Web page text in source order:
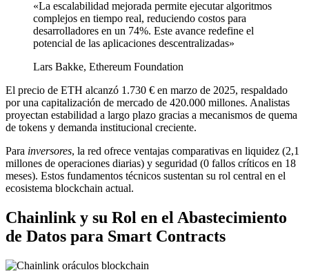
«La escalabilidad mejorada permite ejecutar algoritmos
complejos en tiempo real, reduciendo costos para
desarrolladores en un 74%. Este avance redefine el
potencial de las aplicaciones descentralizadas»
Lars Bakke, Ethereum Foundation
El precio de ETH alcanzó 1.730 € en marzo de 2025, respaldado
por una capitalización de mercado de 420.000 millones. Analistas
proyectan estabilidad a largo plazo gracias a mecanismos de quema
de tokens y demanda institucional creciente.
Para inversores, la red ofrece ventajas comparativas en liquidez (2,1
millones de operaciones diarias) y seguridad (0 fallos críticos en 18
meses). Estos fundamentos técnicos sustentan su rol central en el
ecosistema blockchain actual.
Chainlink y su Rol en el Abastecimiento
de Datos para Smart Contracts